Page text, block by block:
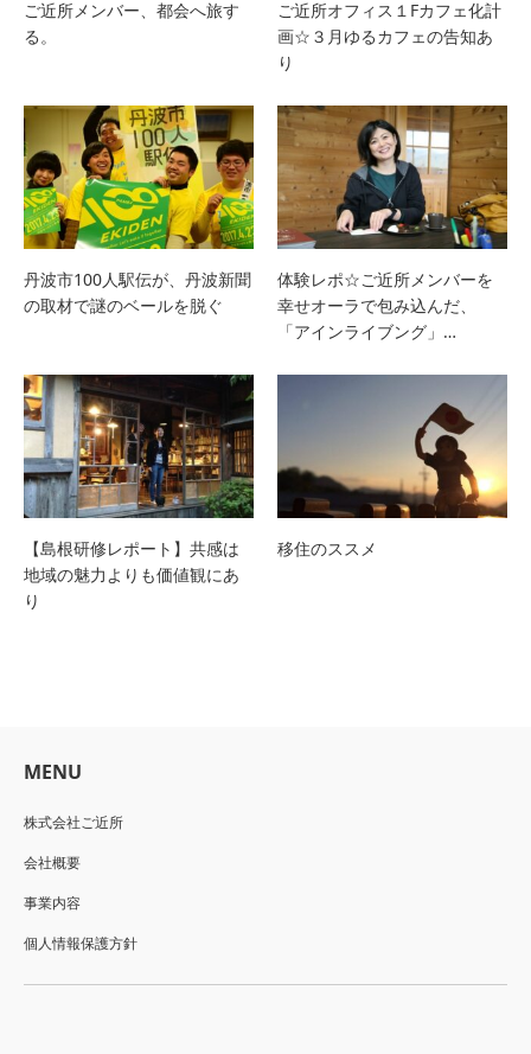
ご近所メンバー、都会へ旅す
る。
ご近所オフィス１Fカフェ化計
画☆３月ゆるカフェの告知あ
り
丹波市100人駅伝が、丹波新聞
の取材で謎のベールを脱ぐ
体験レポ☆ご近所メンバーを
幸せオーラで包み込んだ、
「アインライブング」…
【島根研修レポート】共感は
地域の魅力よりも価値観にあ
り
移住のススメ
MENU
株式会社ご近所
会社概要
事業内容
個人情報保護方針